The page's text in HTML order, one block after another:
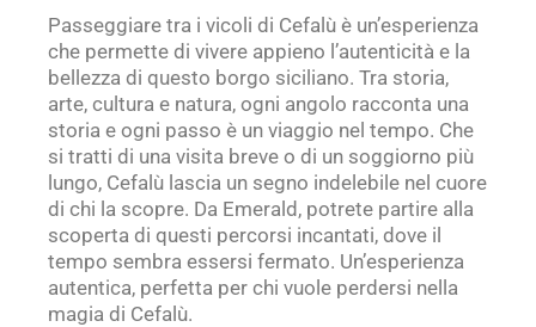
Passeggiare tra i vicoli di Cefalù è un’esperienza
che permette di vivere appieno l’autenticità e la
bellezza di questo borgo siciliano. Tra storia,
arte, cultura e natura, ogni angolo racconta una
storia e ogni passo è un viaggio nel tempo. Che
si tratti di una visita breve o di un soggiorno più
lungo, Cefalù lascia un segno indelebile nel cuore
di chi la scopre. Da Emerald, potrete partire alla
scoperta di questi percorsi incantati, dove il
tempo sembra essersi fermato. Un’esperienza
autentica, perfetta per chi vuole perdersi nella
magia di Cefalù.